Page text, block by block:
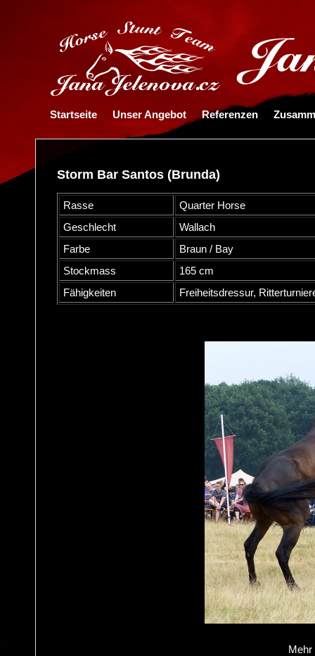
Startseite Unser Angebot Referenzen
Storm Bar Santos (Brunda)
Rasse
Quarter Horse
Geschlecht
Wallach
Farbe
Braun / Bay
Stockmass
165 cm
Fähigkeiten
Freiheitsdressur,